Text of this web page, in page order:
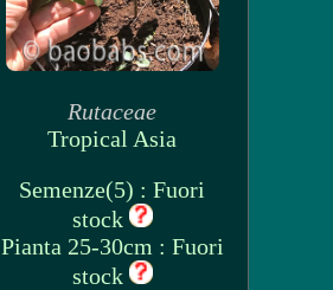
Rutaceae
Tropical Asia
Semenze(5) : Fuori
stock
Pianta 25-30cm : Fuori
stock